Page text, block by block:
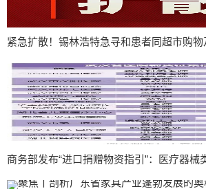
紧急扩散！锡林浩特急寻和患者同超市购物
商务部发布“进口捐赠物资指引”：医疗器械